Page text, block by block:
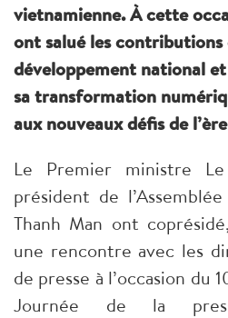
vietnamienne. À cette
ont salué les contributions
développement national
sa transformation
aux nouveaux défis de
Le Premier ministre
président de
Thanh Man ont
une rencontre avec les
de presse à l’occasion du
Journée de la